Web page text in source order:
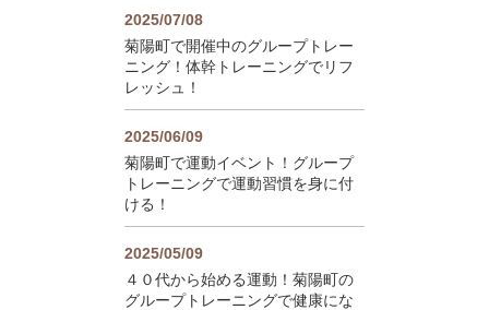
2025/07/08
菊陽町で開催中のグループトレー
ニング！体幹トレーニングでリフ
レッシュ！
2025/06/09
菊陽町で運動イベント！グループ
トレーニングで運動習慣を身に付
ける！
2025/05/09
４０代から始める運動！菊陽町の
グループトレーニングで健康にな